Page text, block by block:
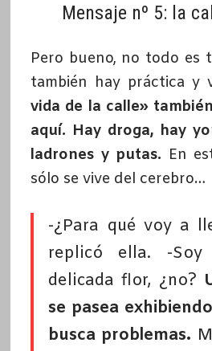
Mensaje nº 5: la
Pero bueno, no todo es
también hay práctica y
vida de la calle»
aquí. Hay droga, hay
ladrones y putas. En
sólo se vive del cerebro…
-¿Para qué voy a
replicó ella. -
delicada flor, ¿no?
se pasea
busca problemas.